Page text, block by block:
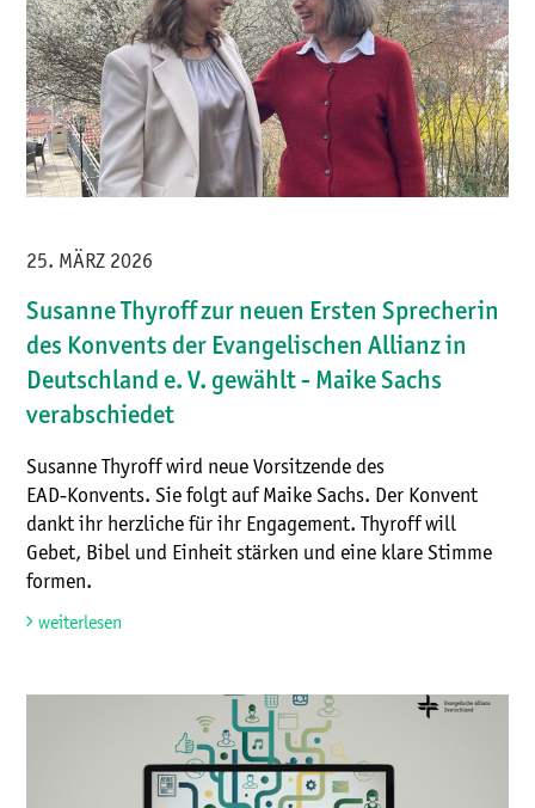
25. MÄRZ 2026
Susanne Thyroff zur neuen Ersten Sprecherin
des Konvents der Evangelischen Allianz in
Deutschland e. V. gewählt - Maike Sachs
verabschiedet
Susanne Thyroff wird neue Vorsitzende des
EAD‑Konvents. Sie folgt auf Maike Sachs. Der Konvent
dankt ihr herzliche für ihr Engagement. Thyroff will
Gebet, Bibel und Einheit stärken und eine klare Stimme
formen.
weiterlesen